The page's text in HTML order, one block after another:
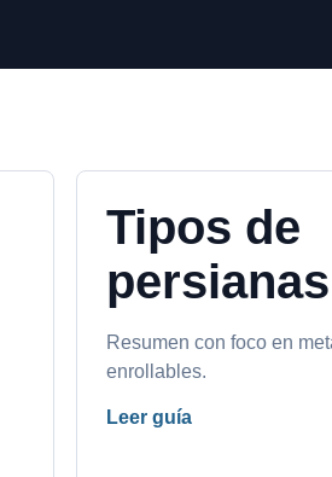
Tipos de
persianas
Resumen con foco en
enrollables.
Leer guía